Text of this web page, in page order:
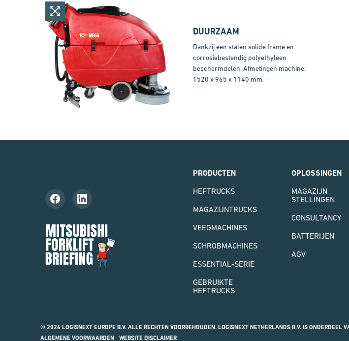
DUURZAAM
Dankzij een stalen solide frame en
corrosiebestendig polyethyleen
beschermdelen. Afmetingen machine:
1520 x 965 x 1140 mm.
PRODUCTEN
HEFTRUCKS
MAGAZIJNTRUCKS
VEEGMACHINES
SCHROBMACHINES
ESSENTIAL-SERIE
GEBRUIKTE
HEFTRUCKS
OPLOSSINGEN
MAGAZIJN
STELLINGEN
CONSULTANCY
BATTERIJEN
AGV
© 2026 LOGISNEXT EUROPE B.V. ALLE RECHTEN VOORBEHOUDEN. LOGISNEXT NETHERLANDS B.V. IS ONDERDEEL
ALGEMENE VOORWAARDEN
WEBSITE DISCLAIMER